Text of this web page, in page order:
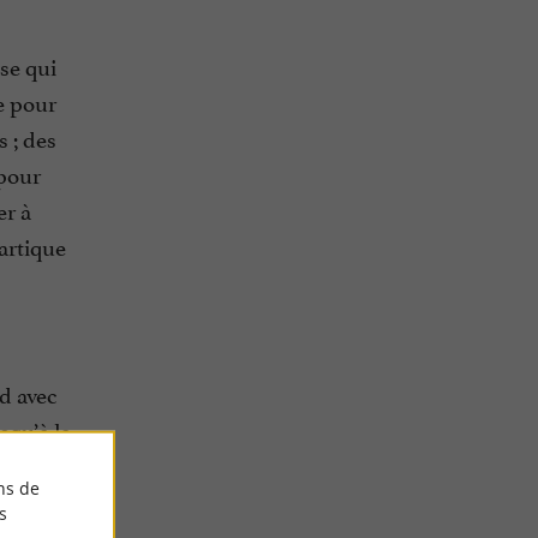
qui
pour
; des
à
avec
la
vers
de